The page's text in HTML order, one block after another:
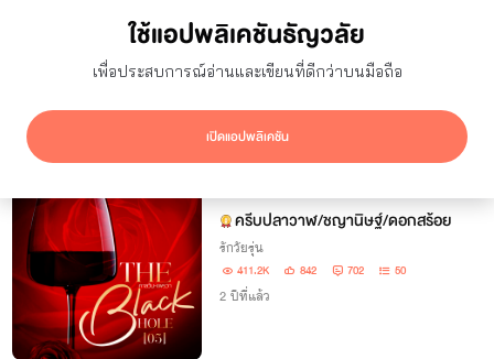
ใช้แอปพลิเคชันธัญวลัย
เพื่อประสบการณ์อ่านและเขียนที่ดีกว่าบนมือถือ
เปิดแอปพลิเคชัน
7 วัน
ผลลัพธ์
ซ่อนผลงานที่ใช้ปก AI แสดงเฉพาะโปรโมชัน
+แพรวา
ครีบปลาวาฬ/ชญานิษฐ์/ดอกสร้อย
รักวัยรุ่น
411.2K 842 702 50
2 ปีที่แล้ว